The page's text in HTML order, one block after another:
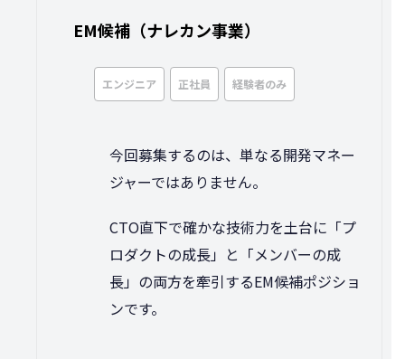
EM候補（ナレカン事業）
エンジニア 正社員 経験者のみ
今回募集するのは、単なる開発マネー
ジャーではありません。
CTO直下で確かな技術力を土台に「プ
ロダクトの成長」と「メンバーの成
長」の両方を牽引するEM候補ポジショ
ンです。